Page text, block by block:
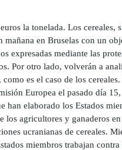
la tonelada. Los cereales,
en Bruselas con un
expresadas mediante las
Por otro lado, volverán a
es el caso de los
Europea el pasado día
han elaborado los Estados
agricultores y ganaderos
ucranianas de cereales.
miembros trabajan